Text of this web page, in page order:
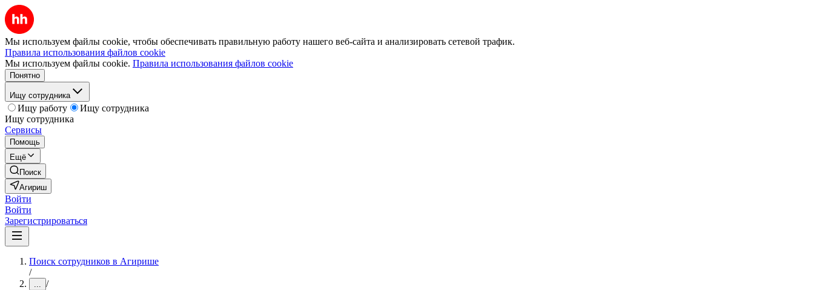
Мы используем файлы cookie, чтобы обеспечивать правильную работу нашего веб-сайта и анализировать сетевой трафик.
Правила использования файлов cookie
Мы используем файлы cookie. Правила использования файлов cookie
Понятно
Ищу сотрудника
Ищу работу
Ищу сотрудника
Ищу сотрудника
Сервисы
Помощь
Ещё
Поиск
Агириш
Войти
Войти
Зарегистрироваться
Поиск сотрудников в Агирише
/
... /